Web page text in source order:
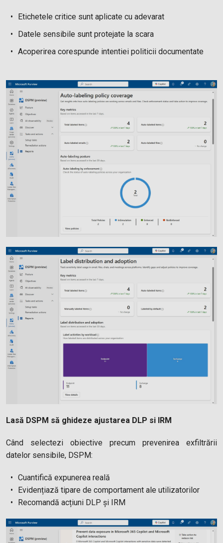
Etichetele critice sunt aplicate cu adevarat
Datele sensibile sunt protejate la scara
Acoperirea corespunde intentiei politicii documentate
Lasă DSPM să ghideze ajustarea DLP si IRM
Când selectezi obiective precum prevenirea exfiltrării
datelor sensibile, DSPM:
Cuantifică expunerea reală
Evidențiază tipare de comportament ale utilizatorilor
Recomandă acțiuni DLP și IRM